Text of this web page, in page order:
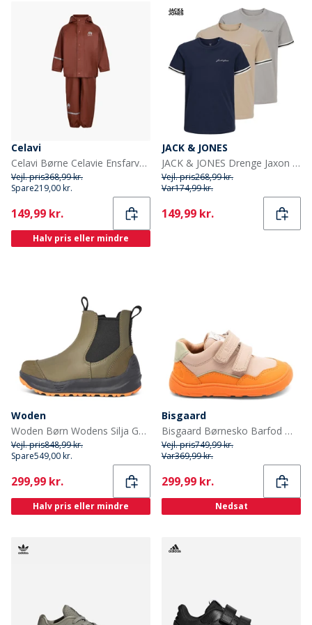
Celavi
Celavi Børne Celavie Ensfarvet PU Basis Regntøjs Sæt Tortoise Shell
Vejl. pris368,99 kr.
Spare219,00 kr.
Current
149,99 kr.
Halv pris eller mindre
JACK & JONES
JACK & JONES Drenge Jaxon T-shirts Flerfarvet
Vejl. pris268,99 kr.
Var174,99 kr.
Current
149,99 kr.
Woden
Woden Børn Wodens Silja Gummistøvler 295 Dark Olive
Vejl. pris848,99 kr.
Spare549,00 kr.
Current
299,99 kr.
Halv pris eller mindre
Bisgaard
Bisgaard Børnesko Barfod Morten Orange
Vejl. pris749,99 kr.
Var369,99 kr.
Current
299,99 kr.
Nedsat